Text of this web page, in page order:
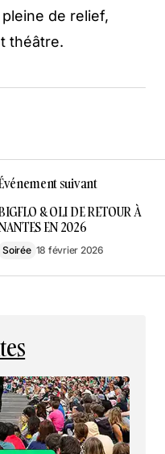
de relief,
théâtre.
suivant
& OLI DE RETOUR À
EN 2026
Soirée 18 février 2026